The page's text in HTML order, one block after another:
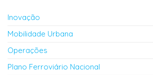
Inovação
Mobilidade Urbana
Operações
Plano Ferroviário Nacional